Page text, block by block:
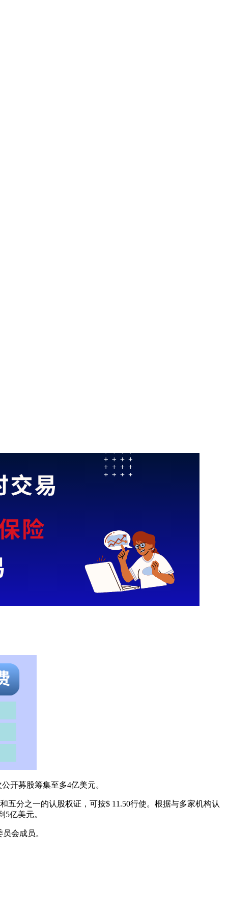
开募股筹集至多4亿美元。
五分之一的认股权证，可按$ 11.50行使。根据与多家机构认
亿美元。
会成员。